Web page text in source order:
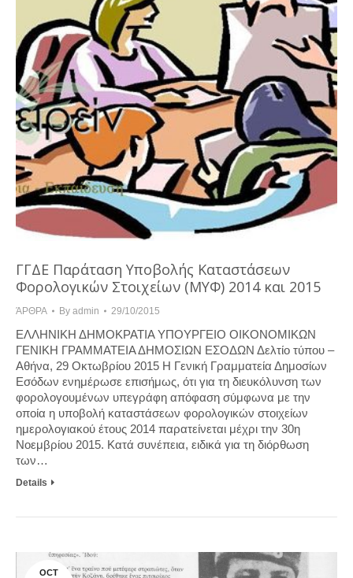
ΓΓΔΕ Παράταση Υποβολής Καταστάσεων
Φορολογικών Στοιχείων (ΜΥΦ) 2014 και 2015
ΆΡΘΡΑ By admin 29/10/2015
ΕΛΛΗΝΙΚΗ ΔΗΜΟΚΡΑΤΙΑ ΥΠΟΥΡΓΕΙΟ ΟΙΚΟΝΟΜΙΚΩΝ
ΓΕΝΙΚΗ ΓΡΑΜΜΑΤΕΙΑ ΔΗΜΟΣΙΩΝ ΕΣΟΔΩΝ Δελτίο τύπου –
Αθήνα, 29 Οκτωβρίου 2015 Η Γενική Γραμματεία Δημοσίων
Εσόδων ενημέρωσε επισήμως, ότι για τη διευκόλυνση των
φορολογουμένων υπεγράφη απόφαση σύμφωνα με την
οποία η υποβολή καταστάσεων φορολογικών στοιχείων
ημερολογιακού έτους 2014 παρατείνεται μέχρι την 30η
Νοεμβρίου 2015. Κατά συνέπεια, ειδικά για τη διόρθωση
των…
Details
OCT